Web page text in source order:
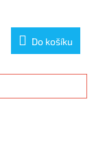
Do košíku